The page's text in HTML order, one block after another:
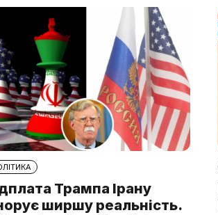
Трампа Ірану
ширшу реальність.